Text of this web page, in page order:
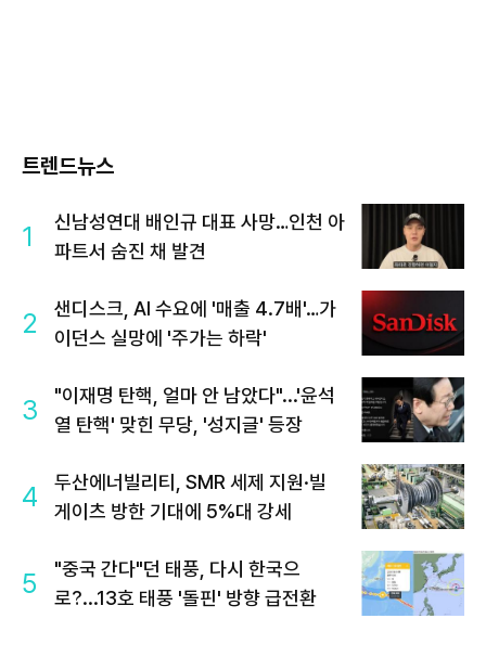
트렌드뉴스
1
신남성연대 배인규 대표 사망…인천 아
파트서 숨진 채 발견
2
샌디스크, AI 수요에 '매출 4.7배'…가
이던스 실망에 '주가는 하락'
3
"이재명 탄핵, 얼마 안 남았다"...'윤석
열 탄핵' 맞힌 무당, '성지글' 등장
4
두산에너빌리티, SMR 세제 지원·빌
게이츠 방한 기대에 5%대 강세
5
"중국 간다"던 태풍, 다시 한국으
로?...13호 태풍 '돌핀' 방향 급전환